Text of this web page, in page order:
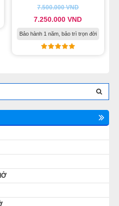
7.500.000VND
7.250.000VND
Bảo hành 1 năm, bảo trì trọn đời